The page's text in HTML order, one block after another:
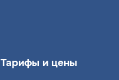
Тарифы и цены